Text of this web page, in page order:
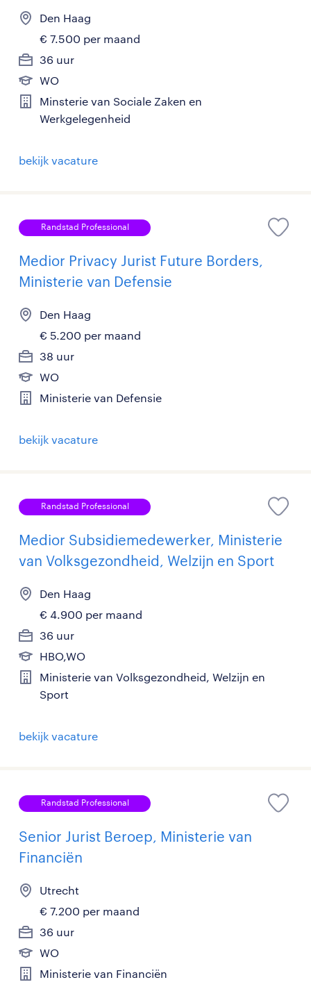
Den Haag
€ 7.500 per maand
36 uur
WO
Minsterie van Sociale Zaken en
Werkgelegenheid
bekijk vacature
Randstad Professional
Medior Privacy Jurist Future Borders,
Ministerie van Defensie
Den Haag
€ 5.200 per maand
38 uur
WO
Ministerie van Defensie
bekijk vacature
Randstad Professional
Medior Subsidiemedewerker, Ministerie
van Volksgezondheid, Welzijn en Sport
Den Haag
€ 4.900 per maand
36 uur
HBO,WO
Ministerie van Volksgezondheid, Welzijn en
Sport
bekijk vacature
Randstad Professional
Senior Jurist Beroep, Ministerie van
Financiën
Utrecht
€ 7.200 per maand
36 uur
WO
Ministerie van Financiën